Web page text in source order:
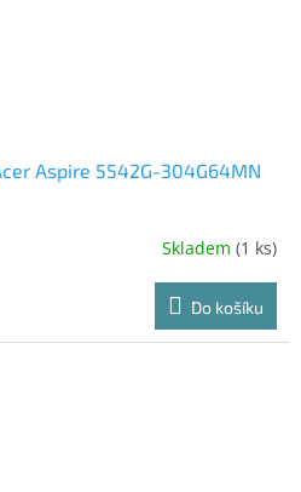
Aspire 5542G-304G64MN
Skladem (1 ks)
Do košíku